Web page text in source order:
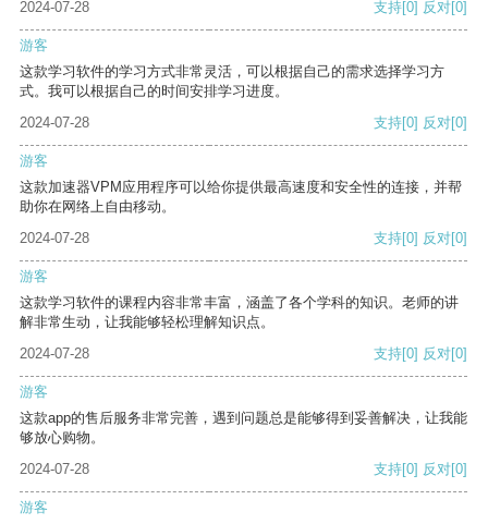
2024-07-28 支持[0] 反对[0]
游客
这款学习软件的学习方式非常灵活，可以根据自己的需求选择学习方
式。我可以根据自己的时间安排学习进度。
2024-07-28
支持[0] 反对[0]
游客
这款加速器VPM应用程序可以给你提供最高速度和安全性的连接，并帮
助你在网络上自由移动。
2024-07-28
支持[0] 反对[0]
游客
这款学习软件的课程内容非常丰富，涵盖了各个学科的知识。老师的讲
解非常生动，让我能够轻松理解知识点。
2024-07-28
支持[0] 反对[0]
游客
这款app的售后服务非常完善，遇到问题总是能够得到妥善解决，让我能
够放心购物。
2024-07-28
支持[0] 反对[0]
游客